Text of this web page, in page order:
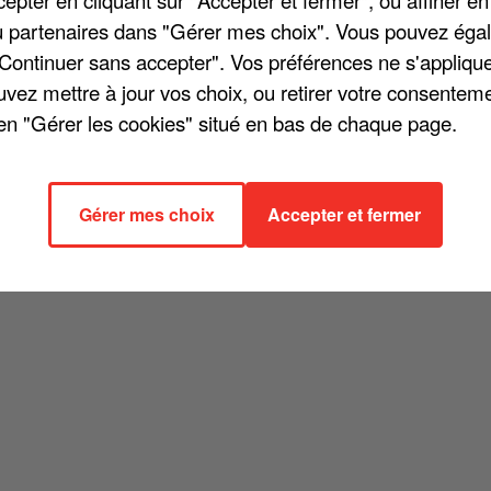
l'ex-femme du chanteur, Romane Serda, est revenue le temps d'une
côté de l?interprète du « Mistral gagnant ». Elle a révélé que c'était
puissance plus forte que tout et qui l'entraîne dans des
pour un enfant à quelqu'un qui va mal. J'en ris, j'en pleure, mais
sa collaboration récente avec Grand Corps Malade.
partenaires dans "Gérer mes choix". Vous pouvez
sans accepter". Vos préférences ne
mettre à jour vos choix, ou retirer votre
"Gérer les cookies" situé en bas de chaque page.
Gérer mes choix Accepter et fermer